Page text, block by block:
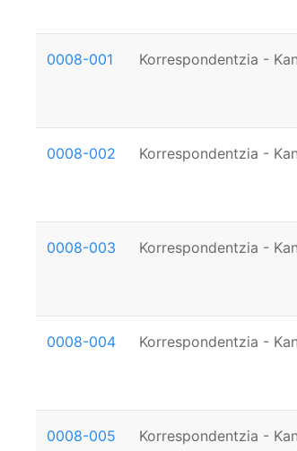
0008-001 Korrespondentzia -
0008-002 Korrespondentzia -
0008-003 Korrespondentzia -
0008-004 Korrespondentzia -
0008-005 Korrespondentzia -